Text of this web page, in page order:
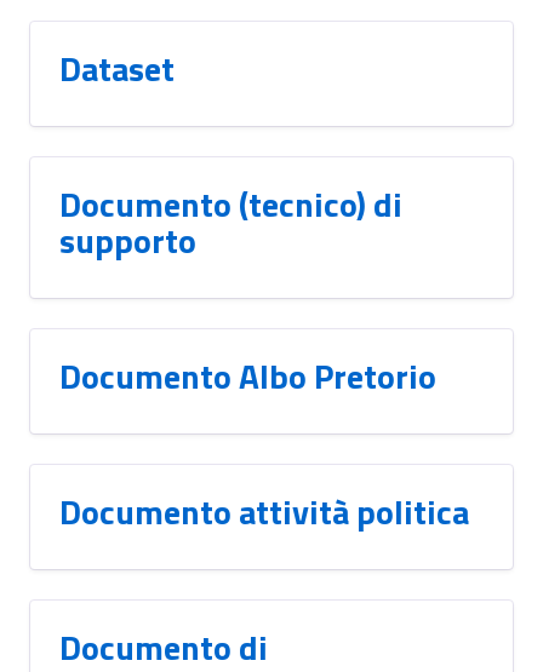
Dataset
Documento (tecnico) di
supporto
Documento Albo Pretorio
Documento attività politica
Documento di